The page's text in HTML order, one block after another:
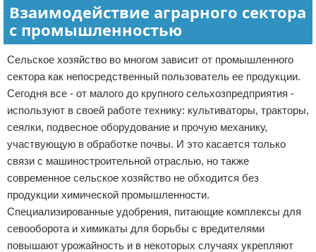
Взаимодействие аграрного сектора
с промышленностью
Сельское хозяйство во многом зависит от промышленного
сектора как непосредственный пользователь ее продукции.
Сегодня все - от малого до крупного сельхозпредприятия -
используют в своей работе технику: культиваторы, тракторы,
сеялки, подвесное оборудование и прочую механику,
участвующую в обработке почвы. И это касается только
связи с машиностроительной отраслью, но также
современное сельское хозяйство не обходится без
продукции химической промышленности.
Специализированные удобрения, питающие комплексы для
севооборота и химикаты для борьбы с вредителями
повышают урожайность и в некоторых случаях укрепляют